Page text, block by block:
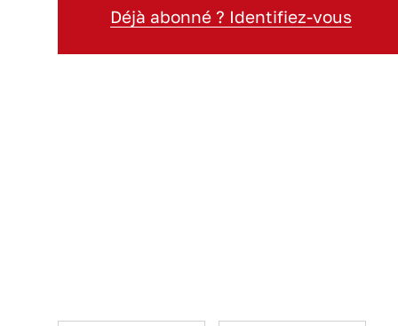
Déjà abonné ? Identifiez-vous